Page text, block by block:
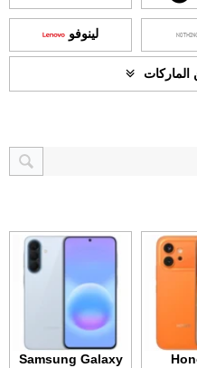
لينوفو
Samsung Galaxy